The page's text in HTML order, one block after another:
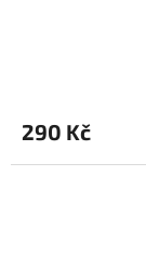
290 Kč